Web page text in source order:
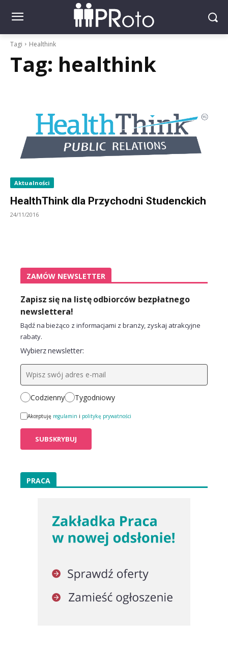
Tagi Healthink
Tag: healthink
Aktualności
HealthThink dla Przychodni Studenckich
24/11/2016
ZAMÓW NEWSLETTER
Zapisz się na listę odbiorców bezpłatnego
newslettera!
Bądź na bieżąco z informacjami z branży, zyskaj atrakcyjne
rabaty.
Wybierz newsletter:
Codzienny Tygodniowy
Akceptuję regulamin i politykę prywatności
PRACA